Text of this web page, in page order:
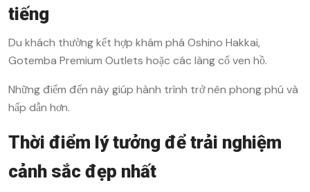
tiếng
Du khách thường kết hợp khám phá Oshino Hakkai,
Gotemba Premium Outlets hoặc các làng cổ ven hồ.
Những điểm đến này giúp hành trình trở nên phong phú và
hấp dẫn hơn.
Thời điểm lý tưởng để trải nghiệm
cảnh sắc đẹp nhất